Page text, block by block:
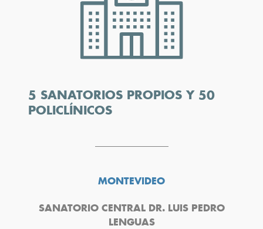
5 SANATORIOS PROPIOS Y 50
POLICLÍNICOS
MONTEVIDEO
SANATORIO CENTRAL DR. LUIS PEDRO
LENGUAS